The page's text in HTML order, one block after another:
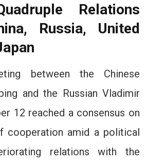
Relations
Russia, United
between the Chinese
and the Russian Vladimir
12 reached a consensus on
cooperation amid a political
relations with the